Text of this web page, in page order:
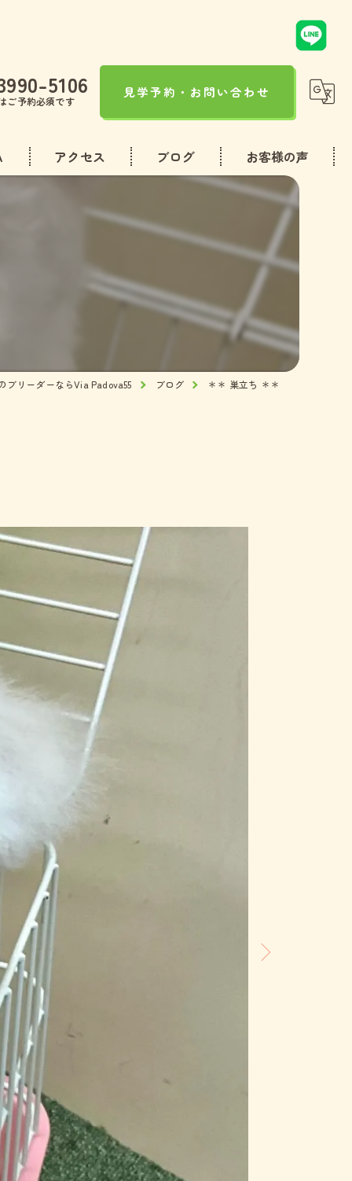
5106
ご予約必須です
見学予約・お問い合わせ
アクセス ブログ お客様の声
ブリーダーならVia Padova55 ブログ ＊＊ 巣立ち ＊＊